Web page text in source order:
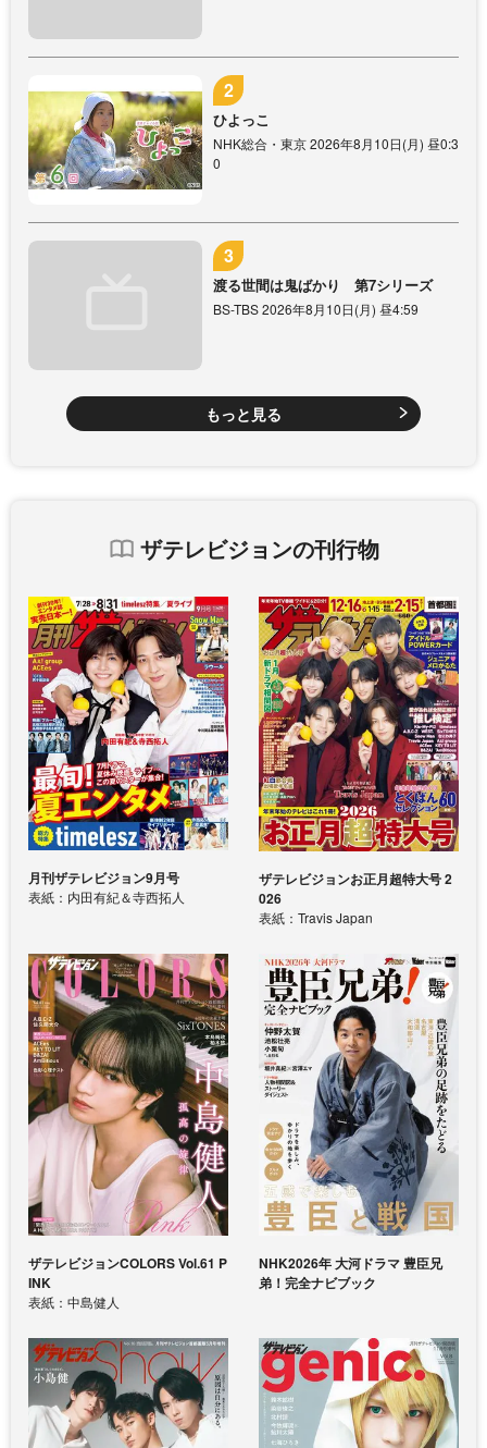
ひよっこ
NHK総合・東京 2026年8月10日(月) 昼0:3
0
渡る世間は鬼ばかり 第7シリーズ
BS-TBS 2026年8月10日(月) 昼4:59
もっと見る
ザテレビジョンの刊行物
月刊ザテレビジョン9月号
表紙：内田有紀＆寺西拓人
ザテレビジョンお正月超特大号 2
026
表紙：Travis Japan
ザテレビジョンCOLORS Vol.61 P
INK
表紙：中島健人
NHK2026年 大河ドラマ 豊臣兄
弟！完全ナビブック